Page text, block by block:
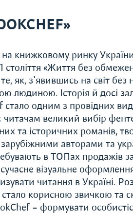
книжковому ринку
століття «Життя без
як, з'явившись на світ без
людиною. Історія й досі
стало одним з провідних
великий вибір
та історичних романів,
зарубіжними авторами та
в ТОПах продажів
візуальне
читання в Україні.
стало корисною звичкою
– формувати